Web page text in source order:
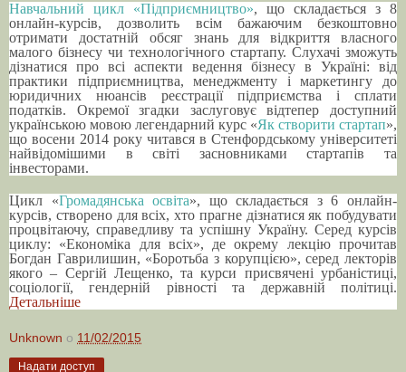
Навчальний цикл «Підприємництво», що складається з 8
онлайн-курсів, дозволить всім бажаючим безкоштовно
отримати достатній обсяг знань для відкриття власного
малого бізнесу чи технологічного стартапу. Слухачі зможуть
дізнатися про всі аспекти ведення бізнесу в Україні: від
практики підприємництва, менеджменту і маркетингу до
юридичних нюансів реєстрації підприємства і сплати
податків. Окремої згадки заслуговує відтепер доступний
українською мовою легендарний курс «Як створити стартап»,
що восени 2014 року читався в Стенфордському університеті
найвідомішими в світі засновниками стартапів та
інвесторами.
Цикл «Громадянська освіта», що складається з 6 онлайн-
курсів, створено для всіх, хто прагне дізнатися як побудувати
процвітаючу, справедливу та успішну Україну. Серед курсів
циклу: «Економіка для всіх», де окрему лекцію прочитав
Богдан Гаврилишин, «Боротьба з корупцією», серед лекторів
якого – Сергій Лещенко, та курси присвячені урбаністиці,
соціології, гендерній рівності та державній політиці.
Детальніше
Unknown о 11/02/2015
Надати доступ